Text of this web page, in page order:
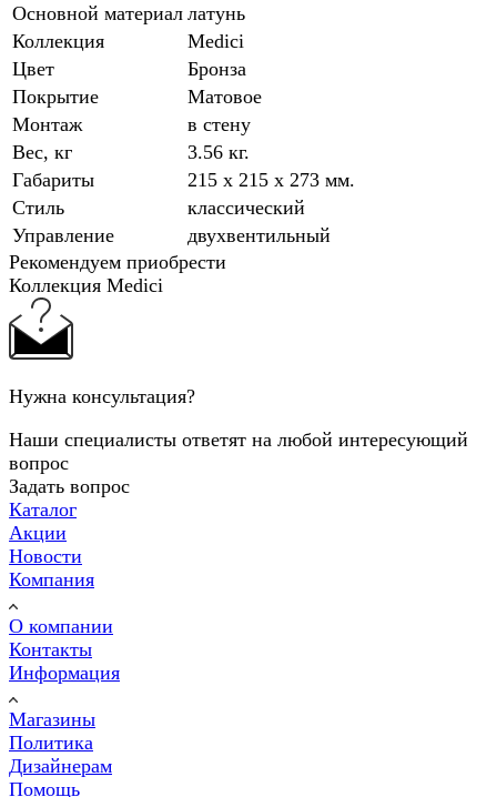
Основной материал латунь
Коллекция
Medici
Цвет
Бронза
Покрытие
Матовое
Монтаж
в стену
Вес, кг
3.56 кг.
Габариты
215 x 215 x 273 мм.
Стиль
классический
Управление
двухвентильный
Рекомендуем приобрести
Коллекция Medici
Нужна консультация?
Наши специалисты ответят на любой интересующий
вопрос
Задать вопрос
Каталог
Акции
Новости
Компания
О компании
Контакты
Информация
Магазины
Политика
Дизайнерам
Помощь